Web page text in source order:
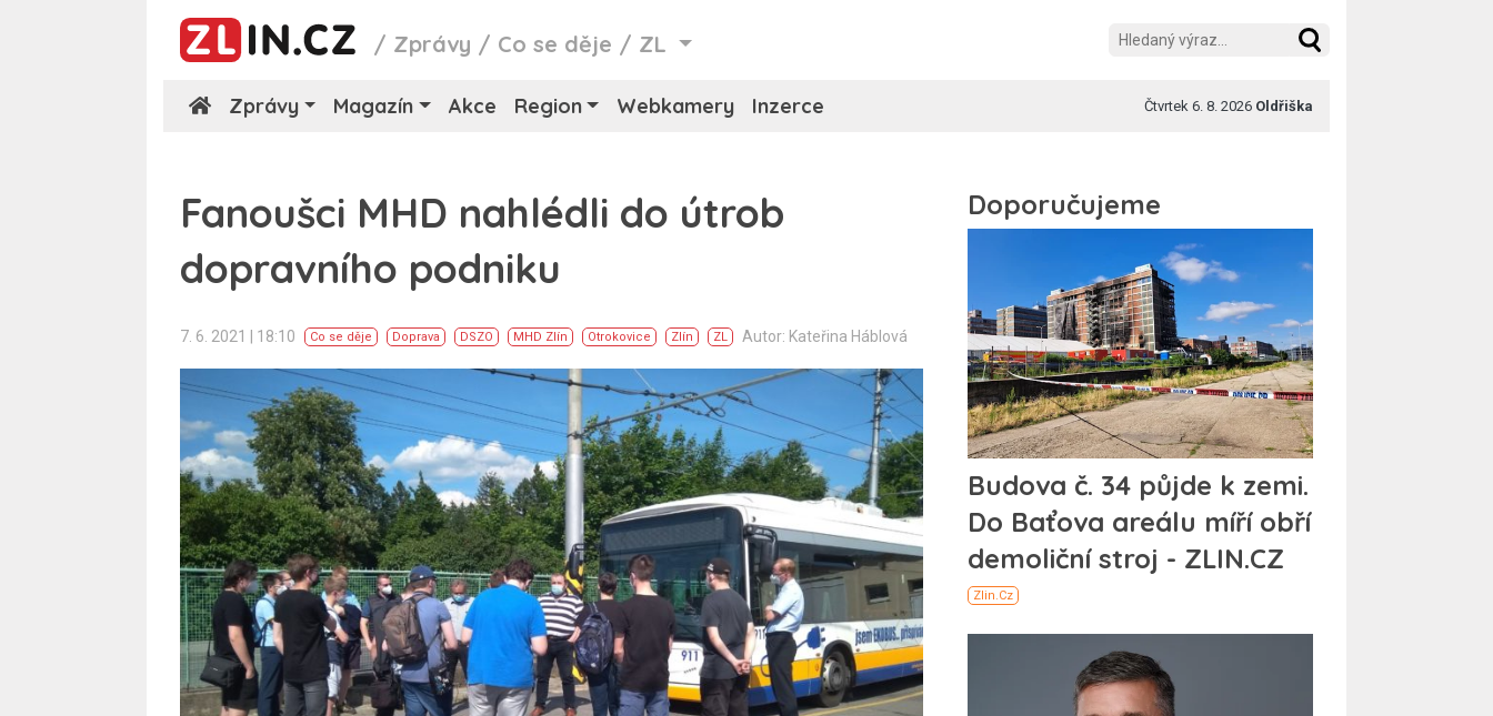
/ Zprávy / Co se děje / ZL
Zprávy Magazín Akce Region Webkamery Inzerce Čtvrtek 6. 8. 2026 Oldřiška
Fanoušci MHD nahlédli do útrob
dopravního podniku
7. 6. 2021 | 18:10 Co se děje Doprava DSZO MHD Zlín Otrokovice Zlín ZL Autor: Kateřina Háblová